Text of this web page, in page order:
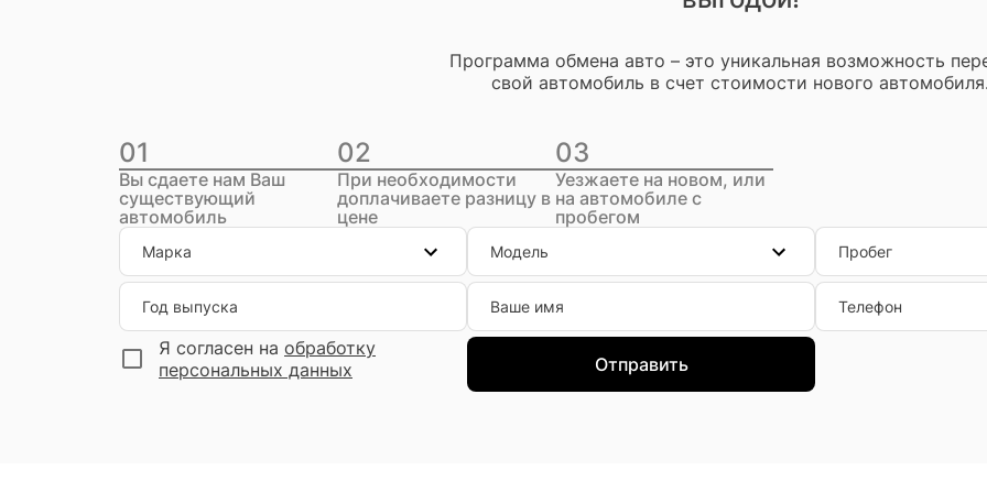
Программа обмена авто – это уникальная возможность
свой автомобиль в счет стоимости нового автомобиля.
01
Вы сдаете нам Ваш
существующий
автомобиль
02
При необходимости
доплачиваете разницу в
цене
03
Уезжаете на новом, или
на автомобиле с
пробегом
Марка Модель Пробег
Год выпуска Ваше имя Телефон
Я согласен на обработку
персональных данных
Отправить